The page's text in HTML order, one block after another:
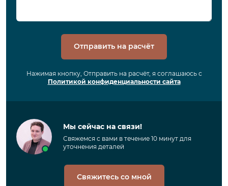
Отправить на расчёт
Нажимая кнопку, Отправить на расчёт, я соглашаюсь с
Политикой конфиденциальности сайта
Мы сейчас на связи!
Свяжемся с вами в течение 10 минут для
уточнения деталей
Свяжитесь со мной